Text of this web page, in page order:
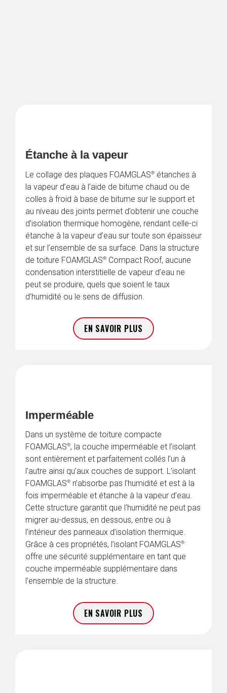
Étanche à la vapeur
Le collage des plaques FOAMGLAS® étanches à
la vapeur d’eau à l’aide de bitume chaud ou de
colles à froid à base de bitume sur le support et
au niveau des joints permet d’obtenir une couche
d’isolation thermique homogène, rendant celle-ci
étanche à la vapeur d’eau sur toute son épaisseur
et sur l’ensemble de sa surface. Dans la structure
de toiture FOAMGLAS® Compact Roof, aucune
condensation interstitielle de vapeur d’eau ne
peut se produire, quels que soient le taux
d’humidité ou le sens de diffusion.
EN SAVOIR PLUS
Imperméable
Dans un système de toiture compacte
FOAMGLAS®, la couche imperméable et l’isolant
sont entièrement et parfaitement collés l’un à
l’autre ainsi qu’aux couches de support. L’isolant
FOAMGLAS® n’absorbe pas l’humidité et est à la
fois imperméable et étanche à la vapeur d’eau.
Cette structure garantit que l’humidité ne peut pas
migrer au-dessus, en dessous, entre ou à
l’intérieur des panneaux d’isolation thermique.
Grâce à ces propriétés, l’isolant FOAMGLAS®
offre une sécurité supplémentaire en tant que
couche imperméable supplémentaire dans
l’ensemble de la structure.
EN SAVOIR PLUS